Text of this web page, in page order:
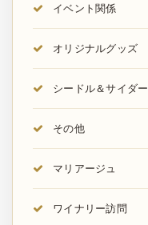
イベント関係
オリジナルグッズ
シードル＆サイダー
その他
マリアージュ
ワイナリー訪問